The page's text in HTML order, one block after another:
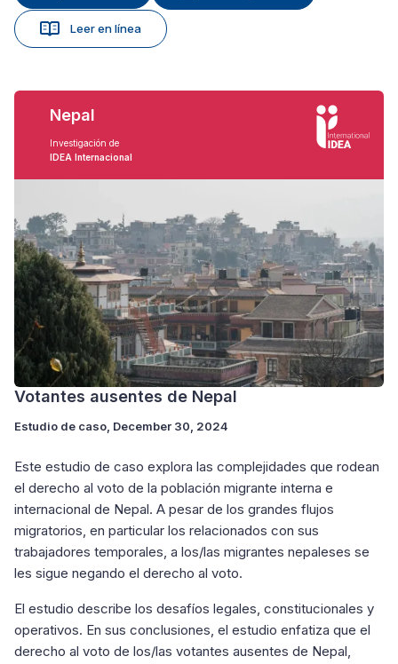
Leer en línea
Nepal
Investigación de
IDEA Internacional
Votantes ausentes de Nepal
Estudio de caso , December 30, 2024
Este estudio de caso explora las complejidades que rodean
el derecho al voto de la población migrante interna e
internacional de Nepal. A pesar de los grandes flujos
migratorios, en particular los relacionados con sus
trabajadores temporales, a los/las migrantes nepaleses se
les sigue negando el derecho al voto.
El estudio describe los desafíos legales, constitucionales y
operativos. En sus conclusiones, el estudio enfatiza que el
derecho al voto de los/las votantes ausentes de Nepal,